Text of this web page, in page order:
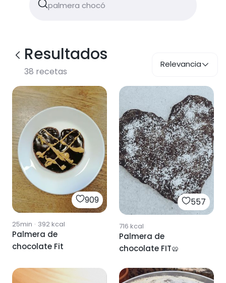
Resultados
38 recetas
Relevancia
909
25min · 392kcal
Palmera de
chocolate Fit
557
716 kcal
Palmera de
chocolate FIT🥨